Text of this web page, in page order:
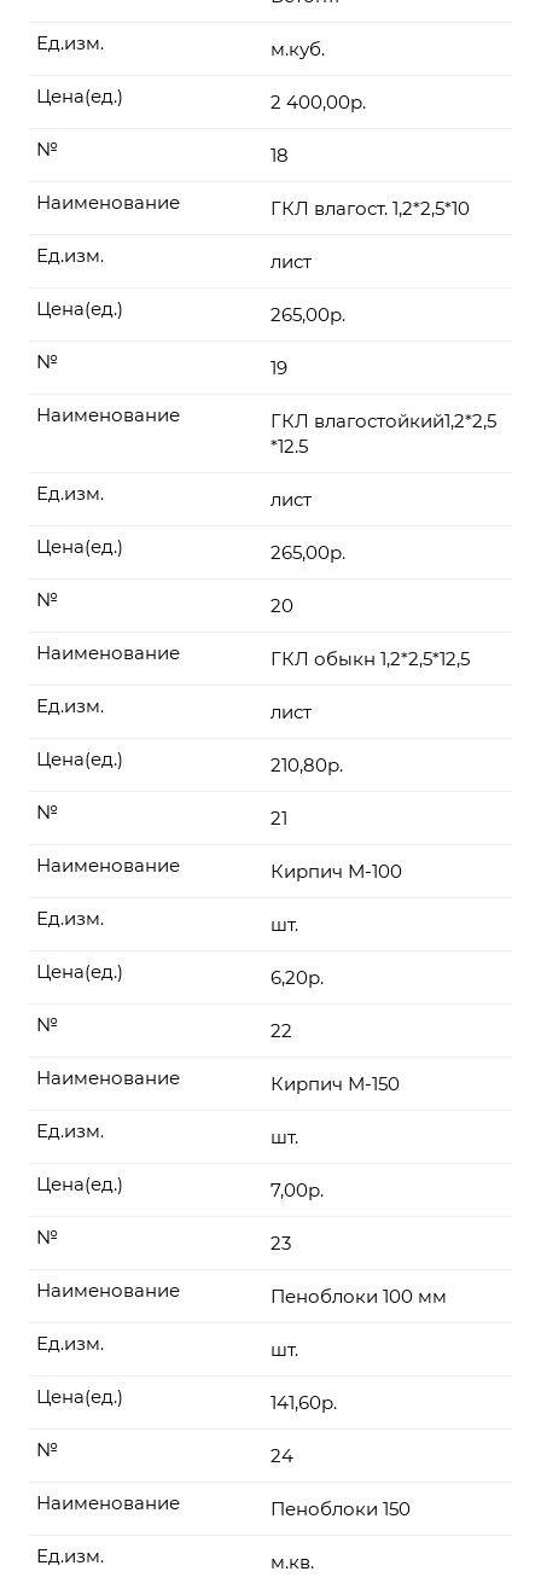
м.куб.
Ед.изм.
2 400,00р.
Цена(ед.)
18
№
ГКЛ влагост. 1,2*2,5*10
Наименование
лист
Ед.изм.
265,00р.
Цена(ед.)
19
№
ГКЛ влагостойкий1,2*2,5
*12.5
Наименование
лист
Ед.изм.
265,00р.
Цена(ед.)
20
№
ГКЛ обыкн 1,2*2,5*12,5
Наименование
лист
Ед.изм.
210,80р.
Цена(ед.)
21
№
Кирпич М-100
Наименование
шт.
Ед.изм.
6,20р.
Цена(ед.)
22
№
Кирпич М-150
Наименование
шт.
Ед.изм.
7,00р.
Цена(ед.)
23
№
Пеноблоки 100 мм
Наименование
шт.
Ед.изм.
141,60р.
Цена(ед.)
24
№
Пеноблоки 150
Наименование
м.кв.
Ед.изм.